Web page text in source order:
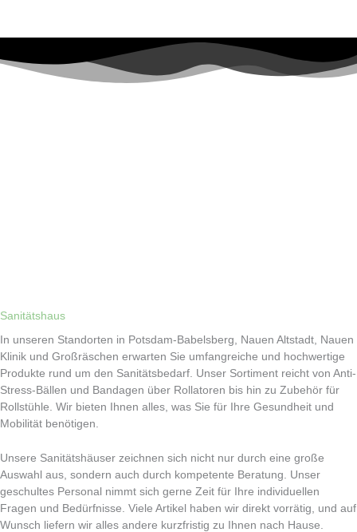
Sanitätshaus
In unseren Standorten in Potsdam-Babelsberg, Nauen Altstadt, Nauen
Klinik und Großräschen erwarten Sie umfangreiche und hochwertige
Produkte rund um den Sanitätsbedarf. Unser Sortiment reicht von Anti-
Stress-Bällen und Bandagen über Rollatoren bis hin zu Zubehör für
Rollstühle. Wir bieten Ihnen alles, was Sie für Ihre Gesundheit und
Mobilität benötigen.
Unsere Sanitätshäuser zeichnen sich nicht nur durch eine große
Auswahl aus, sondern auch durch kompetente Beratung. Unser
geschultes Personal nimmt sich gerne Zeit für Ihre individuellen
Fragen und Bedürfnisse. Viele Artikel haben wir direkt vorrätig, und auf
Wunsch liefern wir alles andere kurzfristig zu Ihnen nach Hause.